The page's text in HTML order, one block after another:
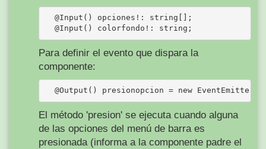
  @Input() opciones!: string[];
Para definir el evento que dispara la
componente:
El método 'presion' se ejecuta cuando alguna
de las opciones del menú de barra es
presionada (informa a la componente padre el